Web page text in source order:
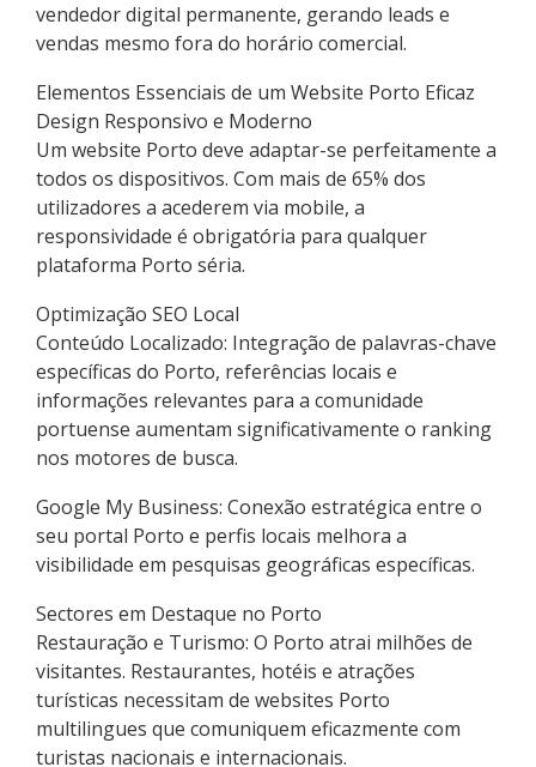
vendedor digital permanente, gerando leads e
vendas mesmo fora do horário comercial.
Elementos Essenciais de um Website Porto Eficaz
Design Responsivo e Moderno
Um website Porto deve adaptar-se perfeitamente a
todos os dispositivos. Com mais de 65% dos
utilizadores a acederem via mobile, a
responsividade é obrigatória para qualquer
plataforma Porto séria.
Optimização SEO Local
Conteúdo Localizado: Integração de palavras-chave
específicas do Porto, referências locais e
informações relevantes para a comunidade
portuense aumentam significativamente o ranking
nos motores de busca.
Google My Business: Conexão estratégica entre o
seu portal Porto e perfis locais melhora a
visibilidade em pesquisas geográficas específicas.
Sectores em Destaque no Porto
Restauração e Turismo: O Porto atrai milhões de
visitantes. Restaurantes, hotéis e atrações
turísticas necessitam de websites Porto
multilingues que comuniquem eficazmente com
turistas nacionais e internacionais.